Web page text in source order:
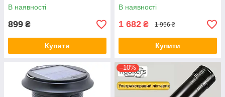
В наявності
899 ₴
Купити
В наявності
1 682 ₴ 1 956 ₴
Купити
–10%